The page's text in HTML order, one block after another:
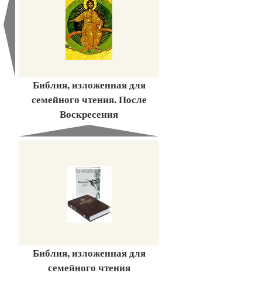
Библия, изложенная для
семейного чтения. После
Воскресения
Библия, изложенная для
семейного чтения